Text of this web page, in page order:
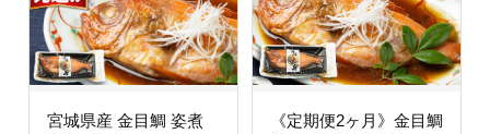
宮城県産 金目鯛 姿煮
《定期便2ヶ月》金目鯛